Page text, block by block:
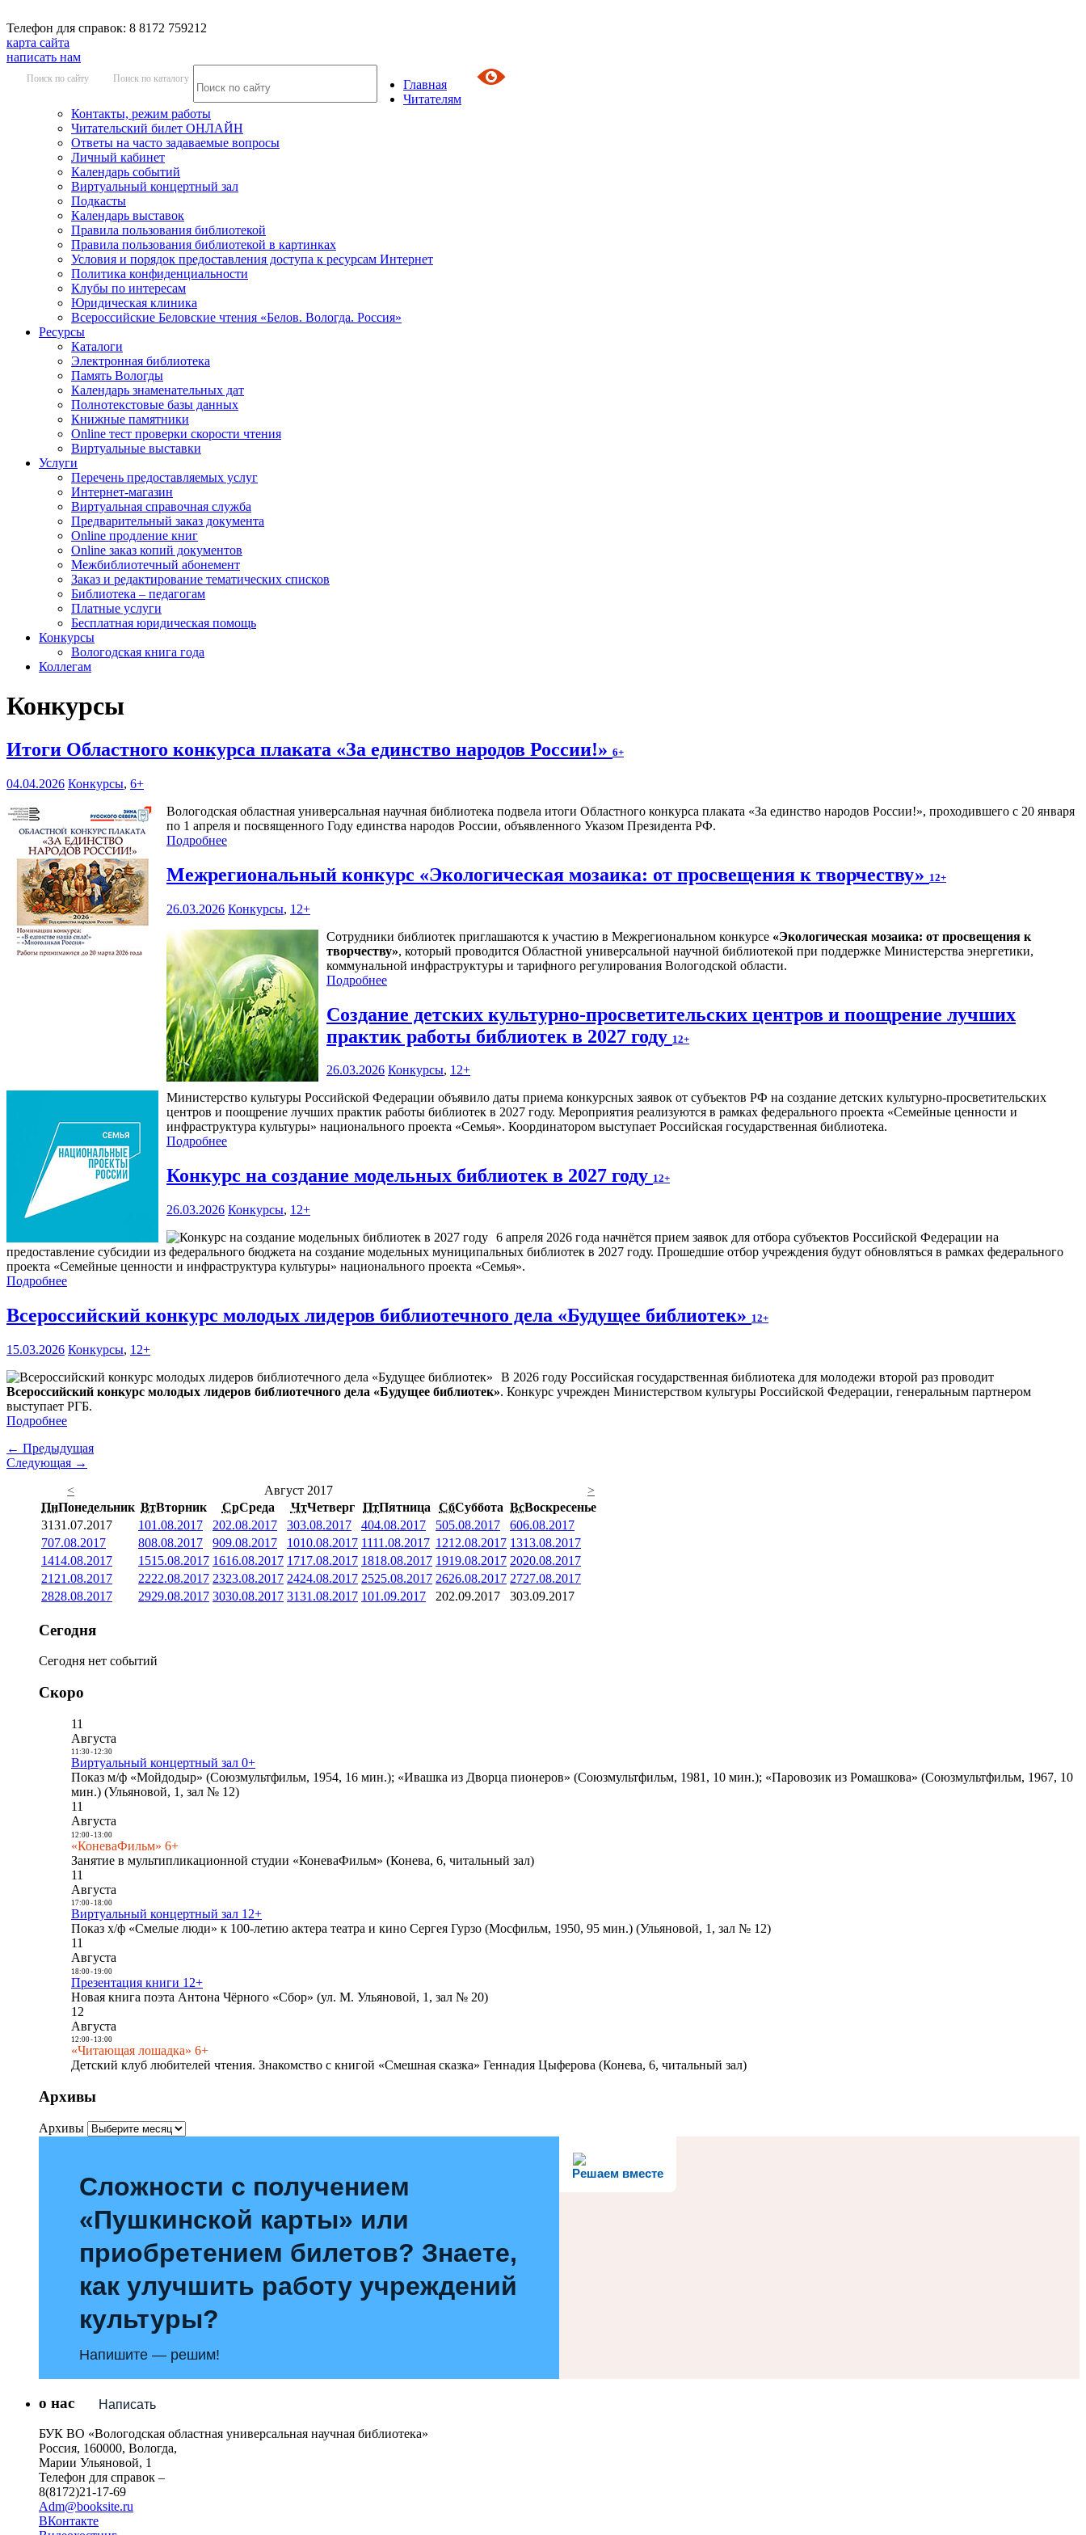
Телефон для справок: 8 8172 759212
карта сайта
написать нам
Поиск по сайту Поиск по каталогу
Главная
Читателям
Контакты, режим работы
Читательский билет ОНЛАЙН
Ответы на часто задаваемые вопросы
Личный кабинет
Календарь событий
Виртуальный концертный зал
Подкасты
Календарь выставок
Правила пользования библиотекой
Правила пользования библиотекой в картинках
Условия и порядок предоставления доступа к ресурсам Интернет
Политика конфиденциальности
Клубы по интересам
Юридическая клиника
Всероссийские Беловские чтения «Белов. Вологда. Россия»
Ресурсы
Каталоги
Электронная библиотека
Память Вологды
Календарь знаменательных дат
Полнотекстовые базы данных
Книжные памятники
Online тест проверки скорости чтения
Виртуальные выставки
Услуги
Перечень предоставляемых услуг
Интернет-магазин
Виртуальная справочная служба
Предварительный заказ документа
Online продление книг
Online заказ копий документов
Межбиблиотечный абонемент
Заказ и редактирование тематических списков
Библиотека – педагогам
Платные услуги
Бесплатная юридическая помощь
Конкурсы
Вологодская книга года
Коллегам
Конкурсы
Итоги Областного конкурса плаката «За единство народов России!» 6+
04.04.2026 Конкурсы, 6+
Вологодская областная универсальная научная библиотека подвела итоги Областного конкурса плаката «За единство народов России!», проходившего с 20 января
по 1 апреля и посвященного Году единства народов России, объявленного Указом Президента РФ.
Подробнее
Межрегиональный конкурс «Экологическая мозаика: от просвещения к творчеству» 12+
26.03.2026 Конкурсы, 12+
Сотрудники библиотек приглашаются к участию в Межрегиональном конкурсе «Экологическая мозаика: от просвещения к
творчеству», который проводится Областной универсальной научной библиотекой при поддержке Министерства энергетики,
коммунальной инфраструктуры и тарифного регулирования Вологодской области.
Подробнее
Создание детских культурно-просветительских центров и поощрение лучших
практик работы библиотек в 2027 году 12+
26.03.2026 Конкурсы, 12+
Министерство культуры Российской Федерации объявило даты приема конкурсных заявок от субъектов РФ на создание детских культурно-просветительских
центров и поощрение лучших практик работы библиотек в 2027 году. Мероприятия реализуются в рамках федерального проекта «Семейные ценности и
инфраструктура культуры» национального проекта «Семья». Координатором выступает Российская государственная библиотека.
Подробнее
Конкурс на создание модельных библиотек в 2027 году 12+
26.03.2026 Конкурсы, 12+
6 апреля 2026 года начнётся прием заявок для отбора субъектов Российской Федерации на
предоставление субсидии из федерального бюджета на создание модельных муниципальных библиотек в 2027 году. Прошедшие отбор учреждения будут обновляться в рамках федерального
проекта «Семейные ценности и инфраструктура культуры» национального проекта «Семья».
Подробнее
Всероссийский конкурс молодых лидеров библиотечного дела «Будущее библиотек» 12+
15.03.2026 Конкурсы, 12+
В 2026 году Российская государственная библиотека для молодежи второй раз проводит
Всероссийский конкурс молодых лидеров библиотечного дела «Будущее библиотек». Конкурс учрежден Министерством культуры Российской Федерации, генеральным партнером
выступает РГБ.
Подробнее
← Предыдущая
Следующая →
<
Август 2017
>
ПнПонедельник ВтВторник СрСреда ЧтЧетверг ПтПятница СбСуббота ВсВоскресенье
3131.07.2017 101.08.2017 202.08.2017 303.08.2017 404.08.2017 505.08.2017 606.08.2017
707.08.2017 808.08.2017 909.08.2017 1010.08.2017 1111.08.2017 1212.08.2017 1313.08.2017
1414.08.2017 1515.08.2017 1616.08.2017 1717.08.2017 1818.08.2017 1919.08.2017 2020.08.2017
21 21.08.2017 2222.08.2017 2323.08.2017 2424.08.2017 2525.08.2017 2626.08.2017 2727.08.2017
2828.08.2017 2929.08.2017 3030.08.2017 3131.08.2017 101.09.2017 202.09.2017 303.09.2017
Сегодня
Сегодня нет событий
Скоро
11
Августа
11:30- 12:30
Виртуальный концертный зал 0+
Показ м/ф «Мойдодыр» (Союзмультфильм, 1954, 16 мин.); «Ивашка из Дворца пионеров» (Союзмультфильм, 1981, 10 мин.); «Паровозик из Ромашкова» (Союзмультфильм, 1967, 10
мин.) (Ульяновой, 1, зал № 12)
11
Августа
12:00- 13:00
«КоневаФильм» 6+
Занятие в мультипликационной студии «КоневаФильм» (Конева, 6, читальный зал)
11
Августа
17:00- 18:00
Виртуальный концертный зал 12+
Показ х/ф «Смелые люди» к 100-летию актера театра и кино Сергея Гурзо (Мосфильм, 1950, 95 мин.) (Ульяновой, 1, зал № 12)
11
Августа
18:00- 19:00
Презентация книги 12+
Новая книга поэта Антона Чёрного «Сбор» (ул. М. Ульяновой, 1, зал № 20)
12
Августа
12:00- 13:00
«Читающая лошадка» 6+
Детский клуб любителей чтения. Знакомство с книгой «Смешная сказка» Геннадия Цыферова (Конева, 6, читальный зал)
Архивы
Архивы
Решаем вместе
Сложности с получением
«Пушкинской карты» или
приобретением билетов? Знаете,
как улучшить работу учреждений
культуры?
Напишите — решим!
Написать
о нас
БУК ВО «Вологодская областная универсальная научная библиотека»
Россия, 160000, Вологда,
Марии Ульяновой, 1
Телефон для справок –
8(8172)21-17-69
Adm@booksite.ru
ВКонтакте